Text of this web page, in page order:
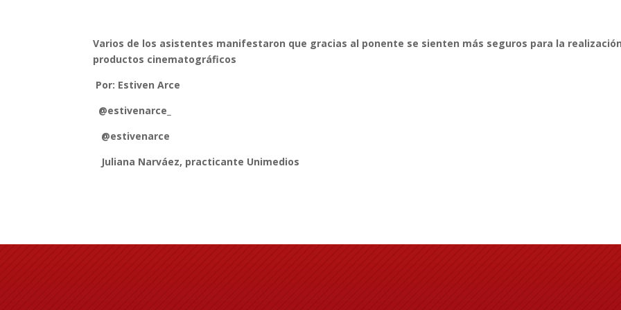
Varios de los asistentes manifestaron que gracias al ponente se sienten más seguros para la
productos cinematográficos
Por: Estiven Arce
@estivenarce_
@estivenarce
Juliana Narváez, practicante Unimedios